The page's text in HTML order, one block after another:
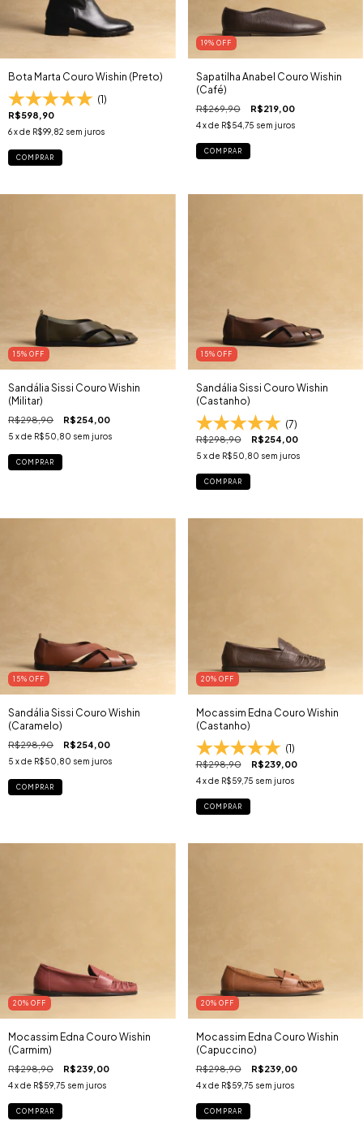
Bota Marta Couro Wishin (Preto)
(1)
R$598,90
6x de R$99,82 sem juros
COMPRAR
19% OFF
Sapatilha Anabel Couro Wishin
(Café)
R$269,90 R$219,00
4 x de R$54,75 sem juros
COMPRAR
15% OFF
Sandália Sissi Couro Wishin
(Militar)
R$298,90 R$254,00
5 x de R$50,80 sem juros
COMPRAR
15% OFF
Sandália Sissi Couro Wishin
(Castanho)
(7)
R$298,90 R$254,00
5 x de R$50,80 sem juros
COMPRAR
15% OFF
Sandália Sissi Couro Wishin
(Caramelo)
R$298,90 R$254,00
5 x de R$50,80 sem juros
COMPRAR
20% OFF
Mocassim Edna Couro Wishin
(Castanho)
(1)
R$298,90 R$239,00
4 x de R$59,75 sem juros
COMPRAR
20% OFF
Mocassim Edna Couro Wishin
(Carmim)
R$298,90 R$239,00
4x de R$59,75 sem juros
COMPRAR
20% OFF
Mocassim Edna Couro Wishin
(Capuccino)
R$298,90 R$239,00
4 x de R$59,75 sem juros
COMPRAR